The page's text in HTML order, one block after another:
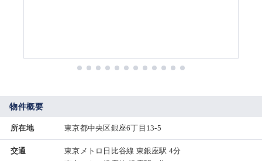
物件概要
所在地 東京都中央区銀座6丁目13-5
交通
東京メトロ日比谷線 東銀座駅 4分